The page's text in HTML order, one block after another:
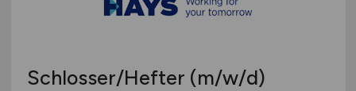
Schlosser/Hefter (m/w/d)